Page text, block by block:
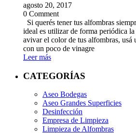
agosto 20, 2017
0 Comment
Si querés tener tus alfombras
ideal es utilizar de forma periódica
avivar el color de tus alfombras, usá
con un poco de vinagre
Leer más
CATEGORÍAS
Aseo Bodegas
Aseo Grandes Superficies
Desinfección
Empresa de Limpieza
Limpieza de Alfombras